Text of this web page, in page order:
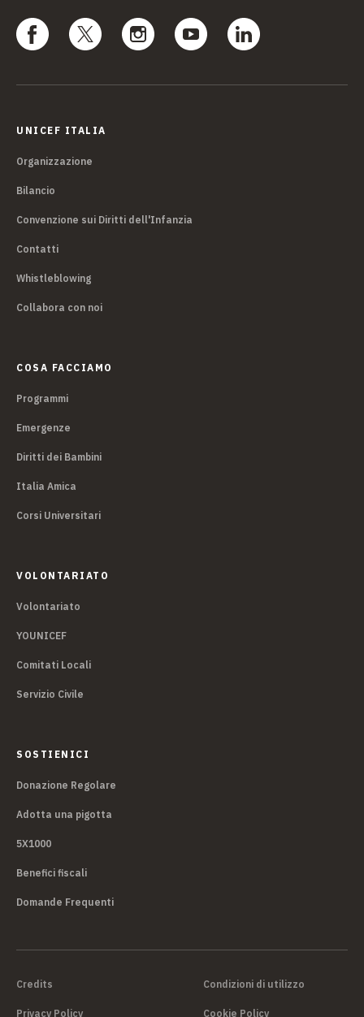
UNICEF ITALIA
Organizzazione
Bilancio
Convenzione sui Diritti dell'Infanzia
Contatti
Whistleblowing
Collabora con noi
COSA FACCIAMO
Programmi
Emergenze
Diritti dei Bambini
Italia Amica
Corsi Universitari
VOLONTARIATO
Volontariato
YOUNICEF
Comitati Locali
Servizio Civile
SOSTIENICI
Donazione Regolare
Adotta una pigotta
5X1000
Benefici fiscali
Domande Frequenti
Credits Condizioni di utilizzo
Privacy Policy Cookie Policy